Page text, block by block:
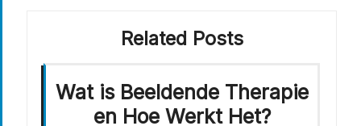
Related Posts
Wat is Beeldende Therapie
en Hoe Werkt Het?